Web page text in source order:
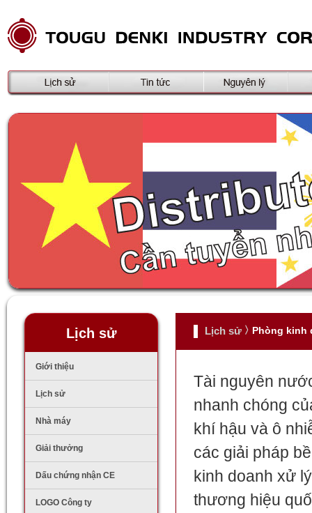
Lịch sử
Giới thiệu
Lịch sử
Nhà máy
Giải thưởng
Dấu chứng nhận CE
LOGO Công ty
Lịch sử Phòng kinh
Tài nguyên
nhanh chóng
khí hậu và ô
các giải pháp
kinh doanh xử
thương hiệu